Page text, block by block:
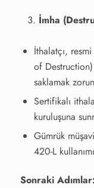
İmha
İthalatçı,
of
saklamak
Sertifikalı
kuruluşuna
Gümrük
420-L
Sonraki Adımlar: